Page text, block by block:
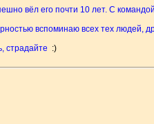
вёл его почти 10 лет. С
вспоминаю всех тех людей,
страдайте :)